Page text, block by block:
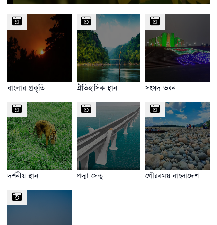
বাংলার প্রকৃতি ঐতিহাসিক স্থান সংসদ ভবন
দর্শনীয় স্থান পদ্মা সেতু গৌরবময় বাংলাদেশ